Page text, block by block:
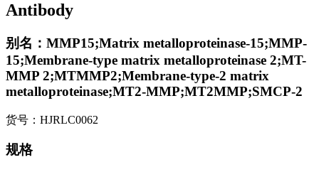
Antibody
别名：MMP15;Matrix metalloproteinase-15;MMP-
15;Membrane-type matrix metalloproteinase 2;MT-
MMP 2;MTMMP2;Membrane-type-2 matrix
metalloproteinase;MT2-MMP;MT2MMP;SMCP-2
货号：HJRLC0062
规格